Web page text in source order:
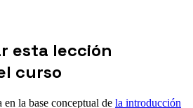
esta lección
curso
la base conceptual de la introducción